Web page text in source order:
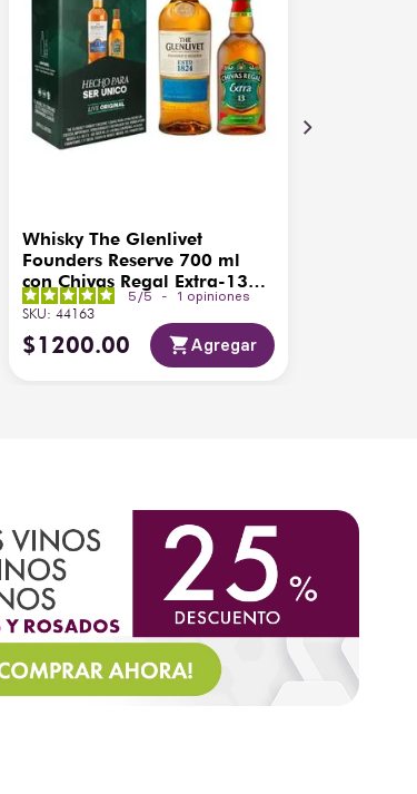
Whisky The Glenlivet
Founders Reserve 700 ml
con Chivas Regal Extra-13
200ml
5 /5 - 1 opiniones
SKU:44163
$1200.00 Agregar